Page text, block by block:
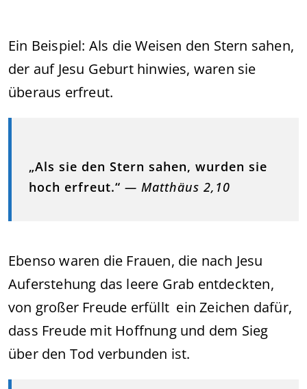
Ein Beispiel: Als die Weisen den Stern sahen,
der auf Jesu Geburt hinwies, waren sie
überaus erfreut.
„Als sie den Stern sahen, wurden sie
hoch erfreut.“ — Matthäus 2,10
Ebenso waren die Frauen, die nach Jesu
Auferstehung das leere Grab entdeckten,
von großer Freude erfüllt ein Zeichen dafür,
dass Freude mit Hoffnung und dem Sieg
über den Tod verbunden ist.